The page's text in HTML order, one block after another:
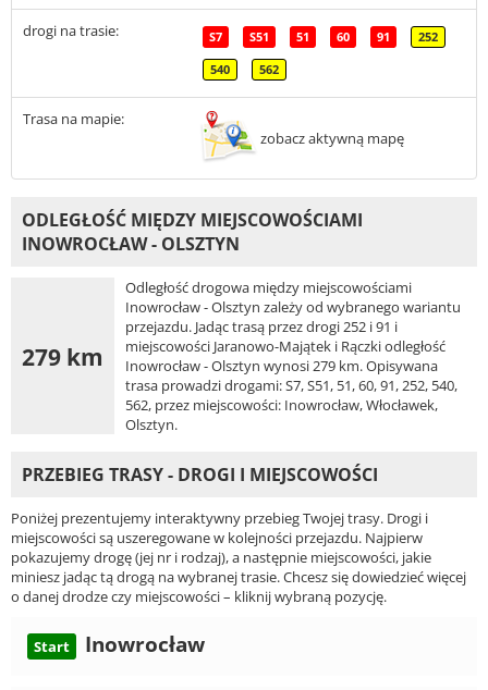
drogi na trasie: S7 S51 51 60 91 252
540 562
Trasa na mapie:
zobacz aktywną mapę
ODLEGŁOŚĆ MIĘDZY MIEJSCOWOŚCIAMI
INOWROCŁAW - OLSZTYN
279 km
Odległość drogowa między miejscowościami
Inowrocław - Olsztyn zależy od wybranego wariantu
przejazdu. Jadąc trasą przez drogi 252 i 91 i
miejscowości Jaranowo-Majątek i Rączki odległość
Inowrocław - Olsztyn wynosi 279 km. Opisywana
trasa prowadzi drogami: S7, S51, 51, 60, 91, 252, 540,
562, przez miejscowości: Inowrocław, Włocławek,
Olsztyn.
PRZEBIEG TRASY - DROGI I MIEJSCOWOŚCI
Poniżej prezentujemy interaktywny przebieg Twojej trasy. Drogi i
miejscowości są uszeregowane w kolejności przejazdu. Najpierw
pokazujemy drogę (jej nr i rodzaj), a następnie miejscowości, jakie
miniesz jadąc tą drogą na wybranej trasie. Chcesz się dowiedzieć więcej
o danej drodze czy miejscowości – kliknij wybraną pozycję.
Start Inowrocław